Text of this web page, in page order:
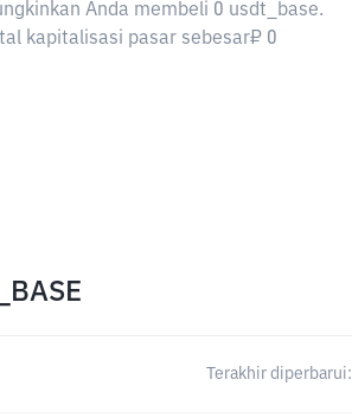
Anda membeli 0 usdt_base.
kapitalisasi pasar sebesar₽ 0
Terakhir diperbarui: